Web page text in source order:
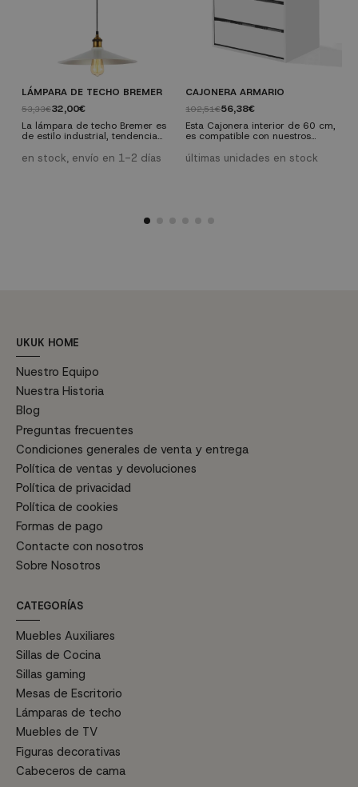
LÁMPARA DE TECHO BREMER
53,33€32,00€
La lámpara de techo Bremer es
de estilo industrial, tendencia
tanto en espacios públicos como
privados, aparentemente fría
en stock, envío en 1-2 días
CAJONERA ARMARIO
102,51€56,38€
Esta Cajonera interior de 60 cm,
es compatible con nuestros
armarios: Nelma y Alba. Completa
estos armarios con la cajonera
últimas unidades en stock
UKUK HOME
Nuestro Equipo
Nuestra Historia
Blog
Preguntas frecuentes
Condiciones generales de venta y entrega
Política de ventas y devoluciones
Política de privacidad
Política de cookies
Formas de pago
Contacte con nosotros
Sobre Nosotros
CATEGORÍAS
Muebles Auxiliares
Sillas de Cocina
Sillas gaming
Mesas de Escritorio
Lámparas de techo
Muebles de TV
Figuras decorativas
Cabeceros de cama